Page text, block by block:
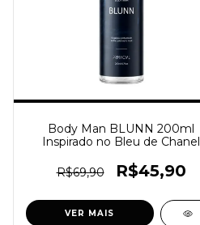
Body Man BLUNN 200ml
Inspirado no Bleu de Chanel
R$69,90 R$45,90
VER MAIS